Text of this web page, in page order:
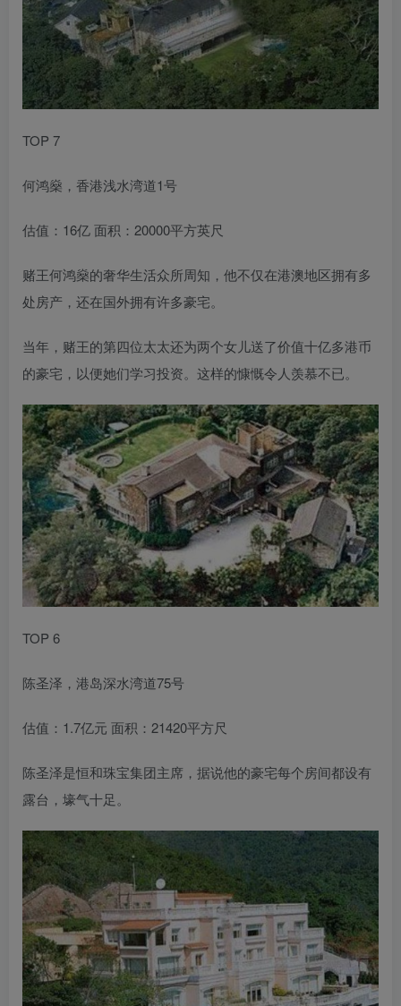
TOP 7
何鸿燊，香港浅水湾道1号
估值：16亿 面积：20000平方英尺
赌王何鸿燊的奢华生活众所周知，他不仅在港澳地区拥有多
处房产，还在国外拥有许多豪宅。
当年，赌王的第四位太太还为两个女儿送了价值十亿多港币
的豪宅，以便她们学习投资。这样的慷慨令人羡慕不已。
TOP 6
陈圣泽，港岛深水湾道75号
估值：1.7亿元 面积：21420平方尺
陈圣泽是恒和珠宝集团主席，据说他的豪宅每个房间都设有
露台，壕气十足。